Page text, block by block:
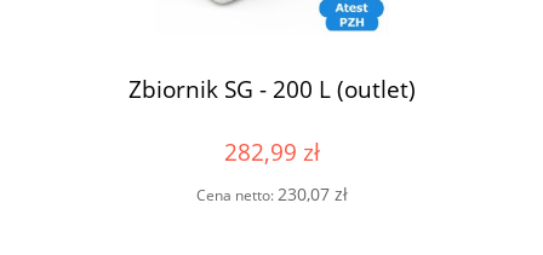
Zbiornik SG - 200 L (outlet)
282,99 zł
Cena netto:230,07 zł